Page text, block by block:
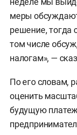
меры
решение, тогда
том числе
налогам», —
По его словам,
оценить
будущую